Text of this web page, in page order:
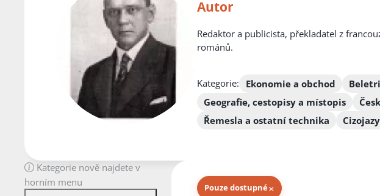
Autor
Redaktor a publicista, překladatel z
románů.
Kategorie: Ekonomie a obchod
Geografie, cestopisy a místopis
Řemesla a ostatní technika
Kategorie nově najdete v
horním menu
Pouze dostupné×